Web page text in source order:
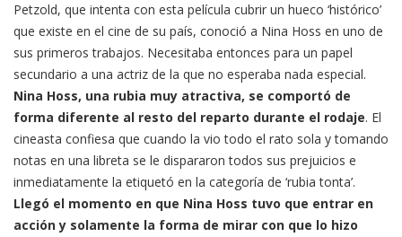
Petzold, que intenta con esta película cubrir un hueco ‘histórico’
que existe en el cine de su país, conoció a Nina Hoss en uno de
sus primeros trabajos. Necesitaba entonces para un papel
secundario a una actriz de la que no esperaba nada especial.
Nina Hoss, una rubia muy atractiva, se comportó de
forma diferente al resto del reparto durante el rodaje. El
cineasta confiesa que cuando la vio todo el rato sola y tomando
notas en una libreta se le dispararon todos sus prejuicios e
inmediatamente la etiquetó en la categoría de ‘rubia tonta’.
Llegó el momento en que Nina Hoss tuvo que entrar en
acción y solamente la forma de mirar con que lo hizo